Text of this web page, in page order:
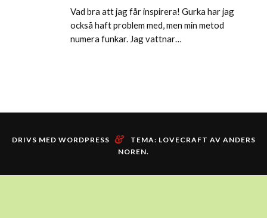
Vad bra att jag får inspirera! Gurka har jag
också haft problem med, men min metod
numera funkar. Jag vattnar…
DRIVS MED WORDPRESS & TEMA: LOVECRAFT AV ANDERS
NOREN.